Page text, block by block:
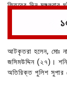
ফিতরের দিন মঙ্গলবার
আটকৃতরা হলেন, মোঃ
জসিমউদ্দিন (২৭)।
অতিরিক্ত পুলিশ সুপার